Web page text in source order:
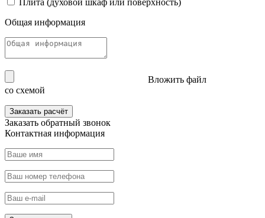
Плита (духовой шкаф или поверхность)
Общая информация
Вложить файл
со схемой
Заказать расчёт
Заказать обратный звонок
Контактная информация